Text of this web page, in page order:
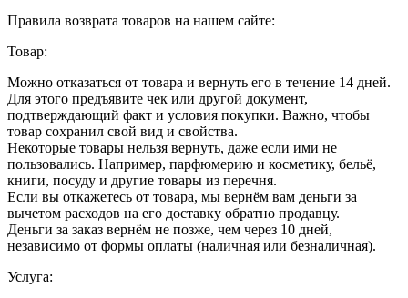
Правила возврата товаров на нашем сайте:
Товар:
Можно отказаться от товара и вернуть его в течение 14 дней.
Для этого предъявите чек или другой документ,
подтверждающий факт и условия покупки. Важно, чтобы
товар сохранил свой вид и свойства.
Некоторые товары нельзя вернуть, даже если ими не
пользовались. Например, парфюмерию и косметику, бельё,
книги, посуду и другие товары из перечня.
Если вы откажетесь от товара, мы вернём вам деньги за
вычетом расходов на его доставку обратно продавцу.
Деньги за заказ вернём не позже, чем через 10 дней,
независимо от формы оплаты (наличная или безналичная).
Услуга: